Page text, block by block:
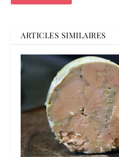
ARTICLES SIMILAIRES